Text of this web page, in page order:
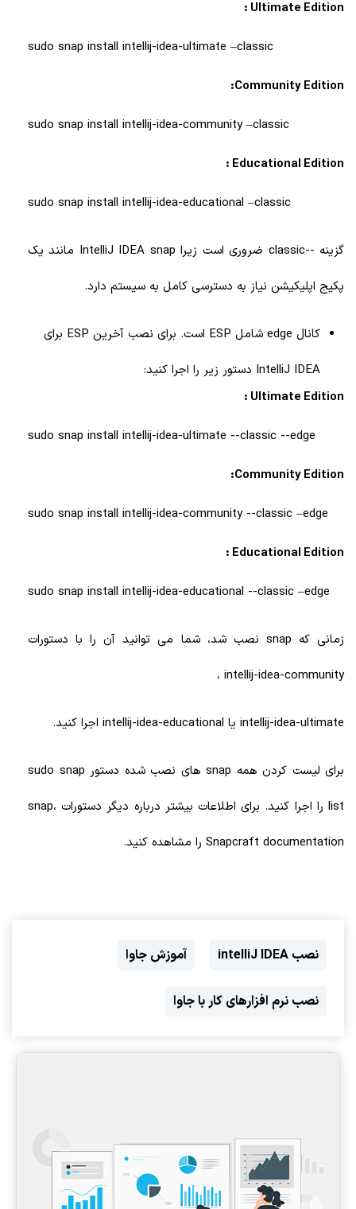
Ultimate Edition :
sudo snap install intellij-idea-ultimate –classic
Community Edition:
sudo snap install intellij-idea-community –classic
Educational Edition :
sudo snap install intellij-idea-educational –classic
گزینه --classic ضروری است زیرا IntelliJ IDEA snap مانند یک
پکیج اپلیکیشن نیاز به دسترسی کامل به سیستم دارد.
کانال edge شامل ESP است. برای نصب آخرین ESP برای
IntelliJ IDEA دستور زیر را اجرا کنید:
Ultimate Edition :
sudo snap install intellij-idea-ultimate --classic --edge
Community Edition:
sudo snap install intellij-idea-community --classic –edge
Educational Edition :
sudo snap install intellij-idea-educational --classic –edge
زمانی که snap نصب شد، شما می توانید آن را با دستورات
intellij-idea-community ،
intellij-idea-ultimate یا intellij-idea-educational اجرا کنید.
برای لیست کردن همه snap های نصب شده دستور sudo snap
list را اجرا کنید. برای اطلاعات بیشتر درباره دیگر دستورات snap،
Snapcraft documentation را مشاهده کنید.
نصب intelliJ IDEA آموزش جاوا
نصب نرم افزارهای کار با جاوا